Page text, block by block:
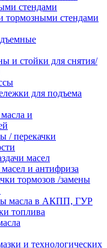
стендами
тормозными стендами
и стойки для снятия/
для подъема
и
/ перекачки
масел
и антифриза
тормозов /замены
масла в АКПП, ГУР
топлива
и технологических